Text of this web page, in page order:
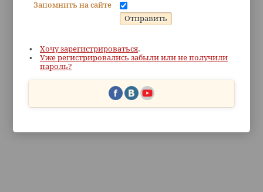
Запомнить на сайте
Хочу зарегистрироваться.
Уже регистрировались забыли или не получили
пароль?